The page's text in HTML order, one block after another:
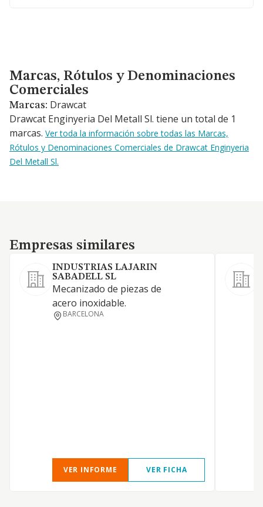
Marcas, Rótulos y Denominaciones Comerciales
Marcas, Rótulos y Denominaciones
Comerciales
Marcas: Drawcat
Drawcat Enginyeria Del Metall Sl. tiene un total de 1
marcas. Ver toda la información sobre todas las Marcas,
Rótulos y Denominaciones Comerciales de Drawcat Enginyeria
Del Metall Sl.
Empresas similares
Empresas similares
INDUSTRIAS LAJARIN
SABADELL SL
Mecanizado de piezas de
acero inoxidable.
BARCELONA
VER INFORME VER FICHA